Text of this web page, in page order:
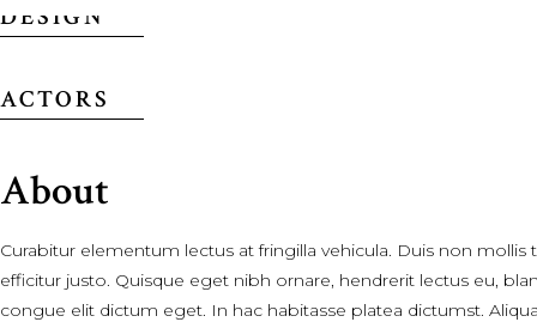
DESIGN
ACTORS
About
Curabitur elementum lectus at fringilla vehicula. Duis non
efficitur justo. Quisque eget nibh ornare, hendrerit lectus eu,
congue elit dictum eget. In hac habitasse platea dictumst.